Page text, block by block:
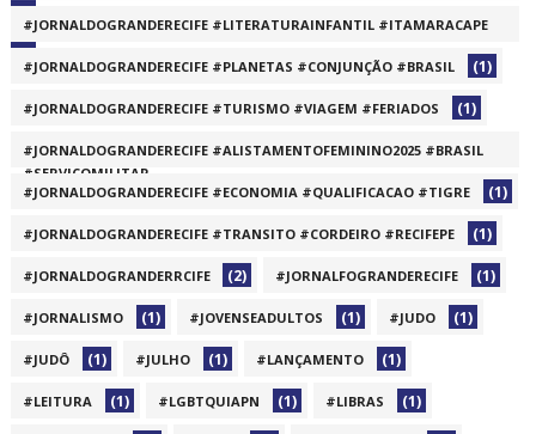
(1)
#JORNALDOGRANDERECIFE #LITERATURAINFANTIL #ITAMARACAPE
(1)
#JORNALDOGRANDERECIFE #PLANETAS #CONJUNÇÃO #BRASIL (1)
#JORNALDOGRANDERECIFE #TURISMO #VIAGEM #FERIADOS (1)
#JORNALDOGRANDERECIFE #ALISTAMENTOFEMININO2025 #BRASIL
#SERVIÇOMILITAR
(1)
#JORNALDOGRANDERECIFE #ECONOMIA #QUALIFICACAO #TIGRE (1)
#JORNALDOGRANDERECIFE #TRANSITO #CORDEIRO #RECIFEPE (1)
#JORNALDOGRANDERRCIFE (2) #JORNALFOGRANDERECIFE (1)
#JORNALISMO (1) #JOVENSEADULTOS (1) #JUDO (1)
#JUDÔ (1) #JULHO (1) #LANÇAMENTO (1)
#LEITURA (1) #LGBTQUIAPN (1) #LIBRAS (1)